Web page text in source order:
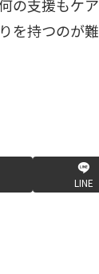
の支援もケ
持つのが難
LINE